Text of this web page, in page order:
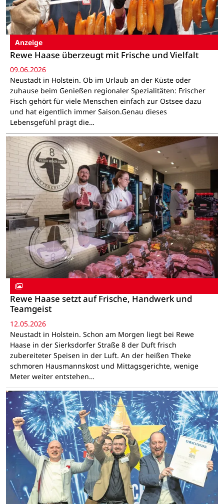
Anzeige
Rewe Haase überzeugt mit Frische und Vielfalt
09.06.2026
Neustadt in Holstein. Ob im Urlaub an der Küste oder
zuhause beim Genießen regionaler Spezialitäten: Frischer
Fisch gehört für viele Menschen einfach zur Ostsee dazu
und hat eigentlich immer Saison.Genau dieses
Lebensgefühl prägt die…
Rewe Haase setzt auf Frische, Handwerk und
Teamgeist
12.05.2026
Neustadt in Holstein. Schon am Morgen liegt bei Rewe
Haase in der Sierksdorfer Straße 8 der Duft frisch
zubereiteter Speisen in der Luft. An der heißen Theke
schmoren Hausmannskost und Mittagsgerichte, wenige
Meter weiter entstehen…